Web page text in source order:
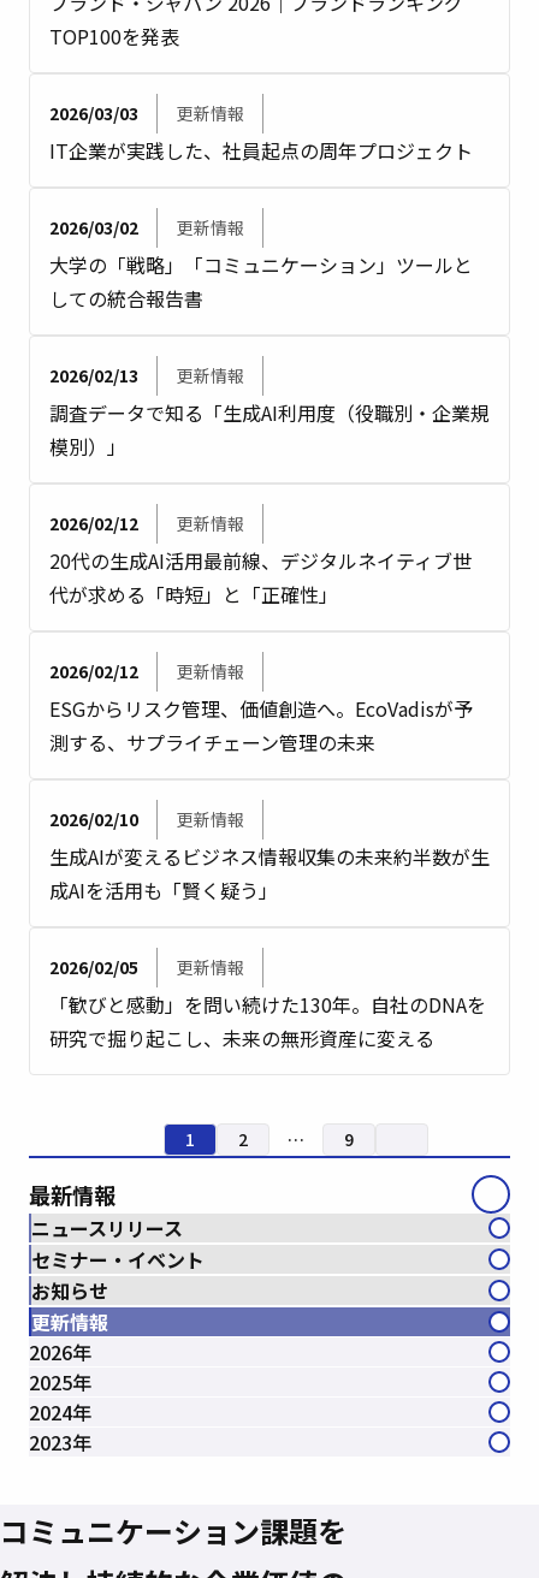
TOP100を発表
2026/03/03 更新情報
IT企業が実践した、社員起点の周年プロジェクト
2026/03/02 更新情報
大学の「戦略」「コミュニケーション」ツールと
しての統合報告書
2026/02/13 更新情報
調査データで知る「生成AI利用度（役職別・企業規
模別）」
2026/02/12 更新情報
20代の生成AI活用最前線、デジタルネイティブ世
代が求める「時短」と「正確性」
2026/02/12 更新情報
ESGからリスク管理、価値創造へ。EcoVadisが予
測する、サプライチェーン管理の未来
2026/02/10 更新情報
生成AIが変えるビジネス情報収集の未来――約半数が生
成AIを活用も「賢く疑う」
2026/02/05 更新情報
「歓びと感動」を問い続けた130年。自社のDNAを
研究で掘り起こし、未来の無形資産に変える
1 2 … 9
最新情報
ニュースリリース
セミナー・イベント
お知らせ
更新情報
2026年
2025年
2024年
2023年
コミュニケーション課題を